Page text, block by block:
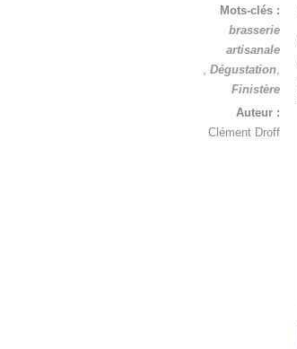
Mots-clés :
brasserie
artisanale
Dégustation
Finistère
Auteur :
Clément Droff